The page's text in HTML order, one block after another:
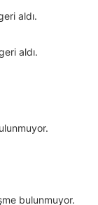
aldı.
aldı.
bulunmuyor.